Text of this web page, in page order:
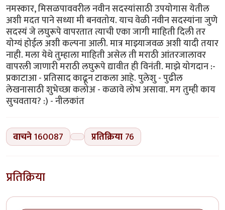
नमस्कार, मिसळपाववरील नवीन सदस्यांसाठी उपयोगास येतील
अशी मदत पाने सध्या मी बनवतोय. याच वेळी नवीन सदस्यांना जुणे
सदस्यं जे लघुरूपे वापरतात त्याची एका जागी माहिती दिली तर
योग्यं होईल अशी कल्पना आली. मात्र माझ्याजवळ अशी यादी तयार
नाही. मला येथे तुम्हाला माहिती असेल ती मराठी आंतरजालावर
वापरली जाणारी मराठी लघुरूपे द्यावीत ही विनंती. माझे योगदान :-
प्रकाटाआ - प्रतिसाद काढून टाकला आहे. पुलेशु - पुढील
लेखनासाठी शुभेच्छा कलोअ - कळावे लोभ असावा. मग तुम्ही काय
सुचवताय? :) - नीलकांत
वाचने160087 प्रतिक्रिया 76
प्रतिक्रिया